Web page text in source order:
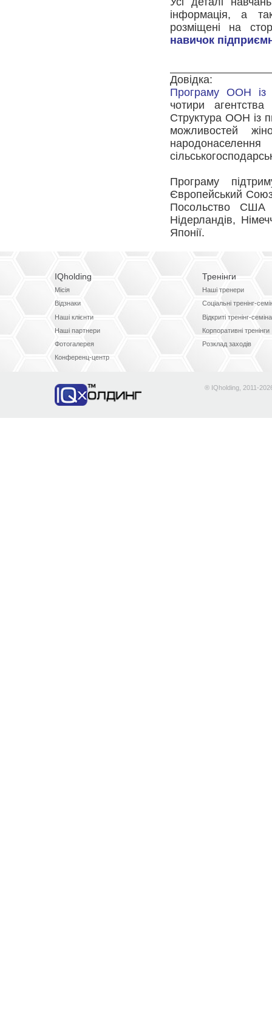
інформація, а
розміщені на
навичок
Довідка:
Програму ООН із
чотири
Структура ООН із
можливостей
Програму
Європейський
Посольство США
Нідерландів,
Японії.
IQholding
Місія
Відзнаки
Наші клієнти
Наші партнери
Фотогалерея
Конференц-центр
Тренінги
Наші тренери
Соціальні тренінг-
Відкриті тренінг-
Корпоративні тренінги
Розклад заходів
® IQholding, 2011-